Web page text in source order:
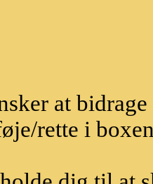
at
rette i